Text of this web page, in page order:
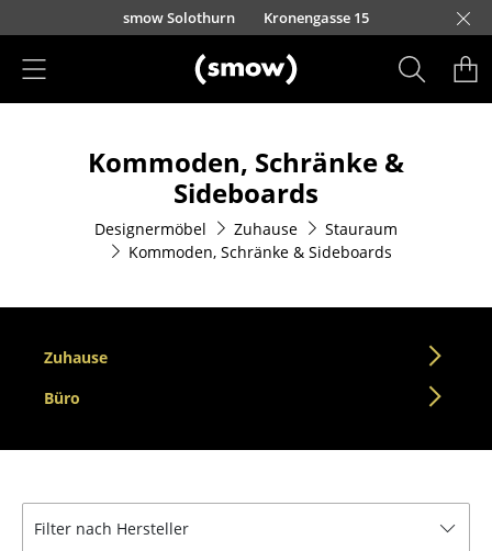
Direkt zum Inhaltsmow Solothurn Kronengasse 15
Sitzmöbel
Sessel
Loungesessel
Stühle
Hocker
Kommoden, Schränke &
Sideboards
Designermöbel Zuhause
Stauraum
Kommoden, Schränke & Sideboards
Zuhause
Büro
Filter nach Hersteller